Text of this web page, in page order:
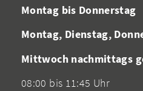
Montag bis Donnerstag
Montag, Dienstag,
Mittwoch nachmittags
08:00 bis 11:45 Uhr